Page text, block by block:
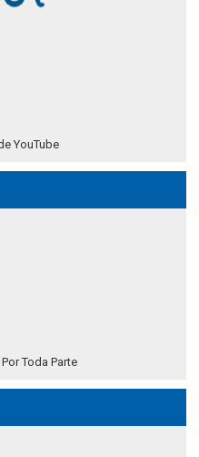
YouTube
Toda Parte